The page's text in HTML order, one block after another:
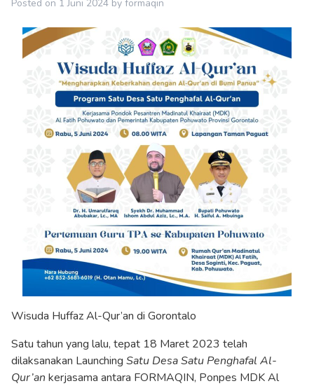
Posted on 1 Juni 2024 by formaqin
Wisuda Huffaz Al-Qur’an di Gorontalo
Satu tahun yang lalu, tepat 18 Maret 2023 telah
dilaksanakan Launching Satu Desa Satu Penghafal Al-
Qur’an kerjasama antara FORMAQIN, Ponpes MDK Al